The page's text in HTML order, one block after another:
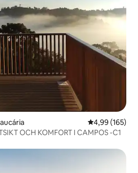
4,99 av 5 i
4,99 (165)
OCH KOMFORT I CAMPOS -C1